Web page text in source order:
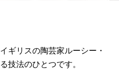
ギリスの陶芸家ルーシー・
技法のひとつです。